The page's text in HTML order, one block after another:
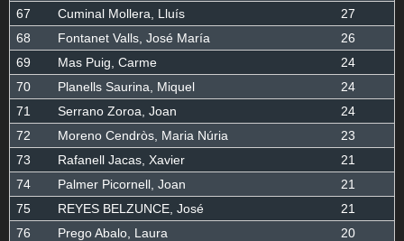
67
Cuminal Mollera, Lluís
27
68
Fontanet Valls, José María
26
69
Mas Puig, Carme
24
70
Planells Saurina, Miquel
24
71
Serrano Zoroa, Joan
24
72
Moreno Cendròs, Maria Núria
23
73
Rafanell Jacas, Xavier
21
74
Palmer Picornell, Joan
21
75
REYES BELZUNCE, José
21
76
Prego Abalo, Laura
20